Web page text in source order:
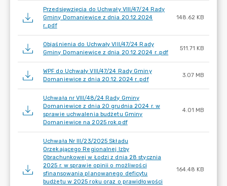
Przedsięwzięcia do Uchwały VIII/47/24 Rady
Gminy Domaniewice z dnia 20.12.2024
r..pdf
148.62 KB
Objaśnienia do Uchwały VIII/47/24 Rady
Gminy Domaniewice z dnia 20.12.2024 r..pdf
511.71 KB
WPF do Uchwały VIII/47/24 Rady Gminy
Domaniewice z dnia 20.12.2024 r..pdf
3.07 MB
Uchwała nr VIII/48/24 Rady Gminy
Domaniewice z dnia 20 grudnia 2024 r. w
sprawie uchwalenia budżetu Gminy
Domaniewice na 2025 rok.pdf
4.01 MB
Uchwała Nr III/23/2025 Składu
Orzekającego Regionalnej Izby
Obrachunkowej w Łodzi z dnia 28 stycznia
2025 r. w sprawie opinii o możliwości
sfinansowania planowanego deficytu
budżetu w 2025 roku oraz o prawidłowości
164.48 KB